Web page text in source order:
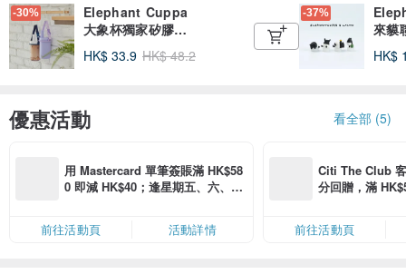
-30%
Elephant Cuppa
大象杯獨家矽膠提
HK$ 33.9 HK$ 48.2
-37%
來貘
HK$
優惠活動 看全部 (5)
用 Mastercard 單筆簽賬滿 HK$58
0 即減 HK$40；逢星期五、六、日
卡」結帳）
前往活動頁 活動詳情
Citi The Club
分回贈，滿
前往活動頁